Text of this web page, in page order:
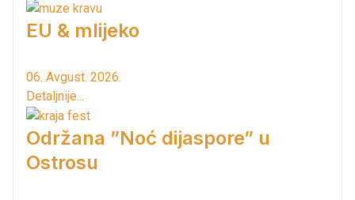
EU & mlijeko
06. Avgust. 2026.
Detaljnije...
Održana ”Noć dijaspore” u
Ostrosu